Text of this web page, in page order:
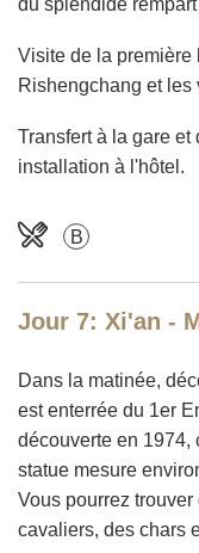
du splendide
Visite de la première
Rishengchang et les
Transfert à la gare
installation à l'hôtel.
B
Jour 7: Xi'an -
Dans la matinée,
est enterrée du 1er
découverte en 1974,
statue mesure
Vous pourrez
cavaliers, des chars